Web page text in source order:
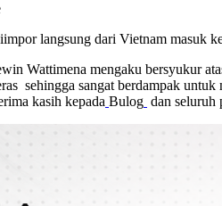
langsung dari Vietnam masuk
Wattimena mengaku bersyukur
sehingga sangat berdampak
kasih kepada Bulog dan seluruh